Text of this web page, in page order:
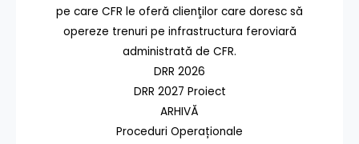
pe care CFR le oferă clienţilor care doresc să
opereze trenuri pe infrastructura feroviară
administrată de CFR.
DRR 2026
DRR 2027 Proiect
ARHIVĂ
Proceduri Operaționale